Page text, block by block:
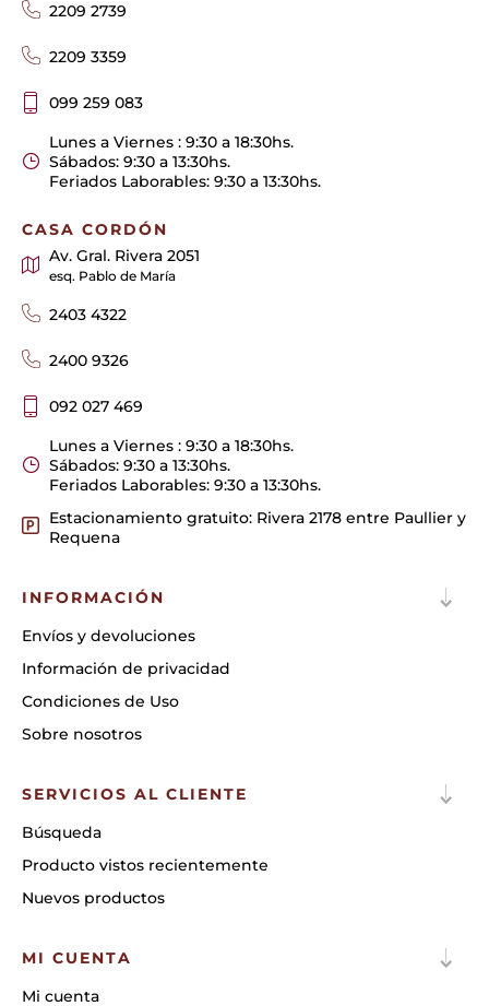
2209 2739
2209 3359
099 259 083
Lunes a Viernes : 9:30 a 18:30hs.
Sábados: 9:30 a 13:30hs.
Feriados Laborables: 9:30 a 13:30hs.
CASA CORDÓN
Av. Gral. Rivera 2051
esq. Pablo de María
2403 4322
2400 9326
092 027 469
Lunes a Viernes : 9:30 a 18:30hs.
Sábados: 9:30 a 13:30hs.
Feriados Laborables: 9:30 a 13:30hs.
Estacionamiento gratuito: Rivera 2178 entre Paullier y
Requena
INFORMACIÓN
Envíos y devoluciones
Información de privacidad
Condiciones de Uso
Sobre nosotros
SERVICIOS AL CLIENTE
Búsqueda
Producto vistos recientemente
Nuevos productos
MI CUENTA
Mi cuenta